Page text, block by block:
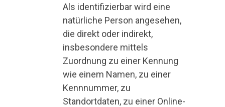
Als identifizierbar wird eine
natürliche Person angesehen,
die direkt oder indirekt,
insbesondere mittels
Zuordnung zu einer Kennung
wie einem Namen, zu einer
Kennnummer, zu
Standortdaten, zu einer Online-